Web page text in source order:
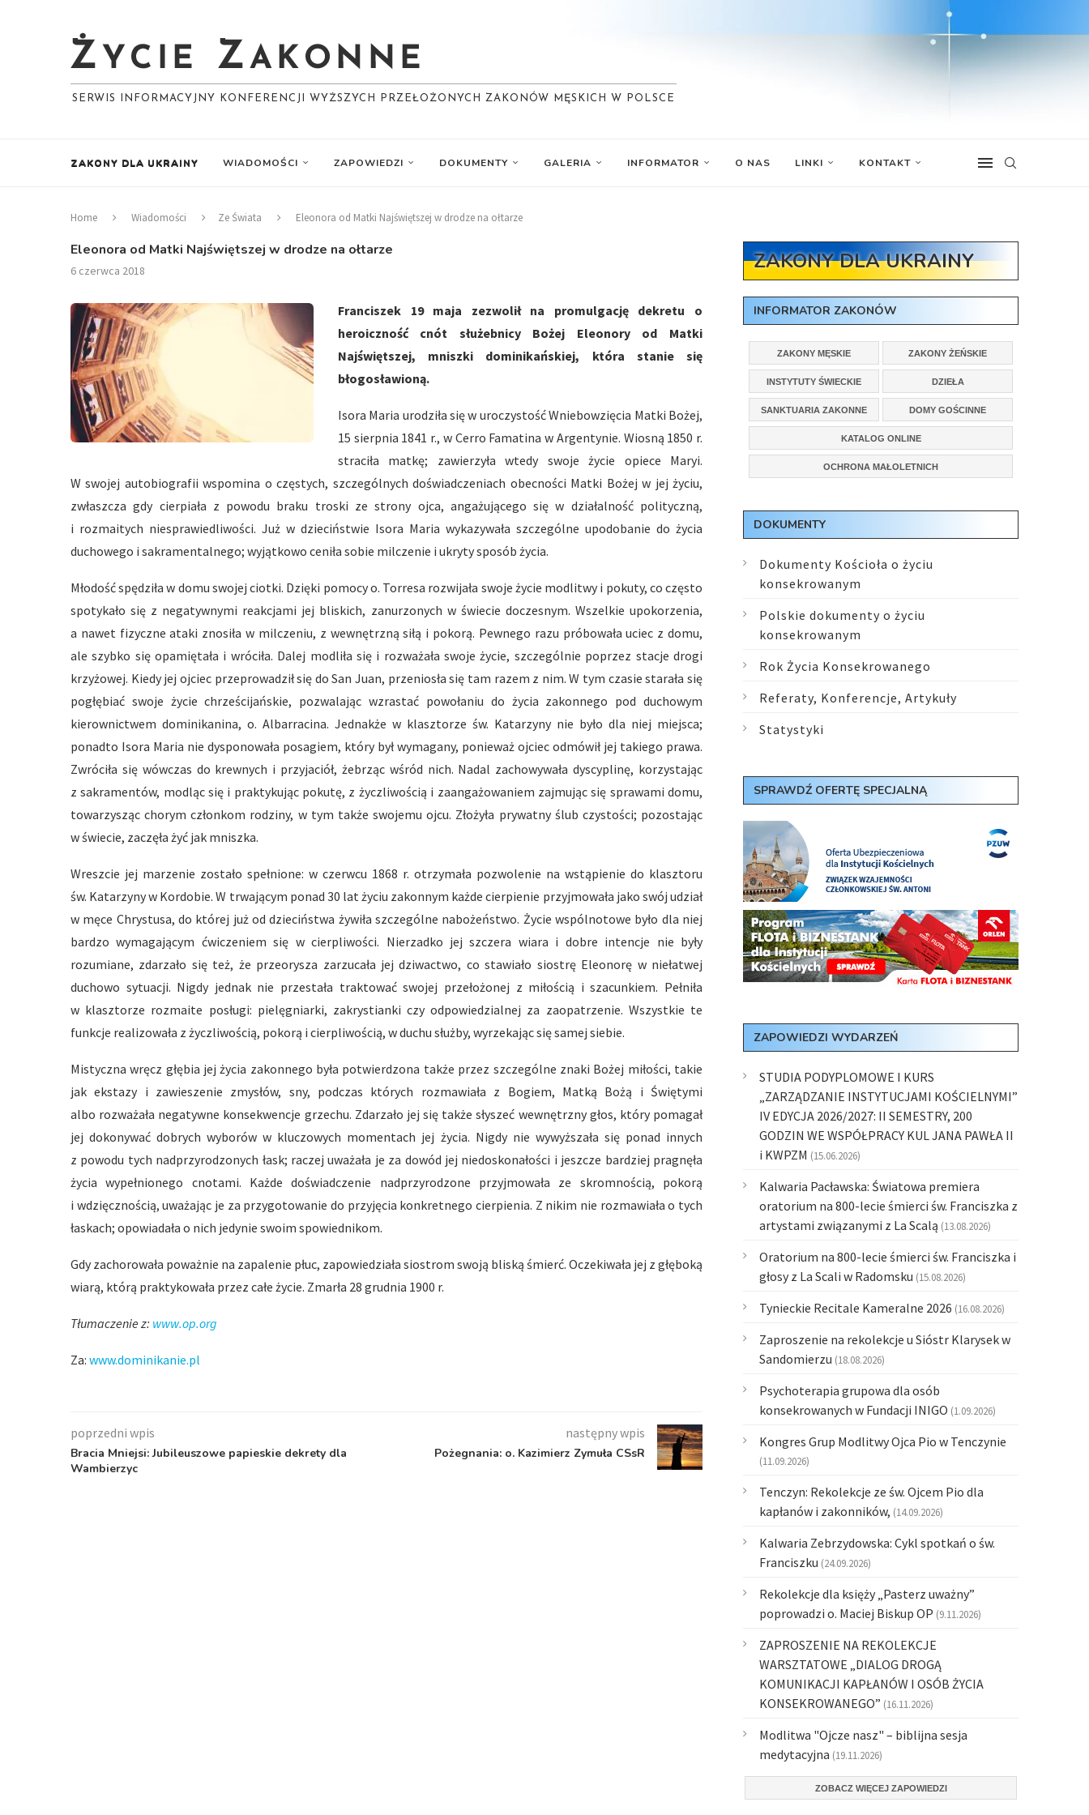
SERWIS INFORMACYJNY KONFERENCJI WYŻSZYCH PRZEŁOŻONYCH ZAKONÓW MĘSKICH W POLSCE
ZAKONY DLA UKRAINY WIADOMOŚCI ZAPOWIEDZI DOKUMENTY GALERIA INFORMATOR O NAS LINKI KONTAKT
Home Wiadomości Ze Świata Eleonora od Matki Najświętszej w drodze na ołtarze
Eleonora od Matki Najświętszej w drodze na ołtarze
6 czerwca 2018
Franciszek 19 maja zezwolił na promulgację dekretu o
heroiczność cnót służebnicy Bożej Eleonory od Matki
Najświętszej, mniszki dominikańskiej, która stanie się
błogosławioną.
Isora Maria urodziła się w uroczystość Wniebowzięcia Matki Bożej,
15 sierpnia 1841 r., w Cerro Famatina w Argentynie. Wiosną 1850 r.
straciła matkę; zawierzyła wtedy swoje życie opiece Maryi.
W swojej autobiografii wspomina o częstych, szczególnych doświadczeniach obecności Matki Bożej w jej życiu,
zwłaszcza gdy cierpiała z powodu braku troski ze strony ojca, angażującego się w działalność polityczną,
i rozmaitych niesprawiedliwości. Już w dzieciństwie Isora Maria wykazywała szczególne upodobanie do życia
duchowego i sakramentalnego; wyjątkowo ceniła sobie milczenie i ukryty sposób życia.
Młodość spędziła w domu swojej ciotki. Dzięki pomocy o. Torresa rozwijała swoje życie modlitwy i pokuty, co często
spotykało się z negatywnymi reakcjami jej bliskich, zanurzonych w świecie doczesnym. Wszelkie upokorzenia,
a nawet fizyczne ataki znosiła w milczeniu, z wewnętrzną siłą i pokorą. Pewnego razu próbowała uciec z domu,
ale szybko się opamiętała i wróciła. Dalej modliła się i rozważała swoje życie, szczególnie poprzez stacje drogi
krzyżowej. Kiedy jej ojciec przeprowadził się do San Juan, przeniosła się tam razem z nim. W tym czasie starała się
pogłębiać swoje życie chrześcijańskie, pozwalając wzrastać powołaniu do życia zakonnego pod duchowym
kierownictwem dominikanina, o. Albarracina. Jednakże w klasztorze św. Katarzyny nie było dla niej miejsca;
ponadto Isora Maria nie dysponowała posagiem, który był wymagany, ponieważ ojciec odmówił jej takiego prawa.
Zwróciła się wówczas do krewnych i przyjaciół, żebrząc wśród nich. Nadal zachowywała dyscyplinę, korzystając
z sakramentów, modląc się i praktykując pokutę, z życzliwością i zaangażowaniem zajmując się sprawami domu,
towarzysząc chorym członkom rodziny, w tym także swojemu ojcu. Złożyła prywatny ślub czystości; pozostając
w świecie, zaczęła żyć jak mniszka.
Wreszcie jej marzenie zostało spełnione: w czerwcu 1868 r. otrzymała pozwolenie na wstąpienie do klasztoru
św. Katarzyny w Kordobie. W trwającym ponad 30 lat życiu zakonnym każde cierpienie przyjmowała jako swój udział
w męce Chrystusa, do której już od dzieciństwa żywiła szczególne nabożeństwo. Życie wspólnotowe było dla niej
bardzo wymagającym ćwiczeniem się w cierpliwości. Nierzadko jej szczera wiara i dobre intencje nie były
rozumiane, zdarzało się też, że przeorysza zarzucała jej dziwactwo, co stawiało siostrę Eleonorę w niełatwej
duchowo sytuacji. Nigdy jednak nie przestała traktować swojej przełożonej z miłością i szacunkiem. Pełniła
w klasztorze rozmaite posługi: pielęgniarki, zakrystianki czy odpowiedzialnej za zaopatrzenie. Wszystkie te
funkcje realizowała z życzliwością, pokorą i cierpliwością, w duchu służby, wyrzekając się samej siebie.
Mistyczna wręcz głębia jej życia zakonnego była potwierdzona także przez szczególne znaki Bożej miłości, takie
jak ekstazy i zawieszenie zmysłów, sny, podczas których rozmawiała z Bogiem, Matką Bożą i Świętymi
albo rozważała negatywne konsekwencje grzechu. Zdarzało jej się także słyszeć wewnętrzny głos, który pomagał
jej dokonywać dobrych wyborów w kluczowych momentach jej życia. Nigdy nie wywyższała się ponad innych
z powodu tych nadprzyrodzonych łask; raczej uważała je za dowód jej niedoskonałości i jeszcze bardziej pragnęła
życia wypełnionego cnotami. Każde doświadczenie nadprzyrodzone przyjmowała ze skromnością, pokorą
i wdzięcznością, uważając je za przygotowanie do przyjęcia konkretnego cierpienia. Z nikim nie rozmawiała o tych
łaskach; opowiadała o nich jedynie swoim spowiednikom.
Gdy zachorowała poważnie na zapalenie płuc, zapowiedziała siostrom swoją bliską śmierć. Oczekiwała jej z głęboką
wiarą, którą praktykowała przez całe życie. Zmarła 28 grudnia 1900 r.
Tłumaczenie z: www.op.org
Za: www.dominikanie.pl
poprzedni wpis
Bracia Mniejsi: Jubileuszowe papieskie dekrety dla
Wambierzyc
następny wpis
Pożegnania: o. Kazimierz Zymuła CSsR
ZAKONY DLA UKRAINY
INFORMATOR ZAKONÓW
ZAKONY MĘSKIE ZAKONY ŻEŃSKIE
INSTYTUTY ŚWIECKIE DZIEŁA
SANKTUARIA ZAKONNE DOMY GOŚCINNE
KATALOG ONLINE
OCHRONA MAŁOLETNICH
DOKUMENTY
Dokumenty Kościoła o życiu
konsekrowanym
Polskie dokumenty o życiu
konsekrowanym
Rok Życia Konsekrowanego
Referaty, Konferencje, Artykuły
Statystyki
SPRAWDŹ OFERTĘ SPECJALNĄ
ZAPOWIEDZI WYDARZEŃ
STUDIA PODYPLOMOWE I KURS
„ZARZĄDZANIE INSTYTUCJAMI KOŚCIELNYMI”
IV EDYCJA 2026/2027: II SEMESTRY, 200
GODZIN WE WSPÓŁPRACY KUL JANA PAWŁA II
i KWPZM (15.06.2026)
Kalwaria Pacławska: Światowa premiera
oratorium na 800-lecie śmierci św. Franciszka z
artystami związanymi z La Scalą (13.08.2026)
Oratorium na 800-lecie śmierci św. Franciszka i
głosy z La Scali w Radomsku (15.08.2026)
Tynieckie Recitale Kameralne 2026 (16.08.2026)
Zaproszenie na rekolekcje u Sióstr Klarysek w
Sandomierzu (18.08.2026)
Psychoterapia grupowa dla osób
konsekrowanych w Fundacji INIGO (1.09.2026)
Kongres Grup Modlitwy Ojca Pio w Tenczynie
(11.09.2026)
Tenczyn: Rekolekcje ze św. Ojcem Pio dla
kapłanów i zakonników, (14.09.2026)
Kalwaria Zebrzydowska: Cykl spotkań o św.
Franciszku (24.09.2026)
Rekolekcje dla księży „Pasterz uważny”
poprowadzi o. Maciej Biskup OP (9.11.2026)
ZAPROSZENIE NA REKOLEKCJE
WARSZTATOWE „DIALOG DROGĄ
KOMUNIKACJI KAPŁANÓW I OSÓB ŻYCIA
KONSEKROWANEGO” (16.11.2026)
Modlitwa "Ojcze nasz" – biblijna sesja
medytacyjna (19.11.2026)
ZOBACZ WIĘCEJ ZAPOWIEDZI